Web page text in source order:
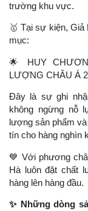
trường khu vực.
🥇 Tại sự kiện, Giả
mục:
🌟
HUY
LƯỢNG CHÂU Á
Đây là sự ghi
không ngừng nỗ
lượng sản phẩm
tín cho hàng nghìn
💙 Với phương
Hà luôn đặt chất
hàng lên hàng đầu.
✨ Những dòng